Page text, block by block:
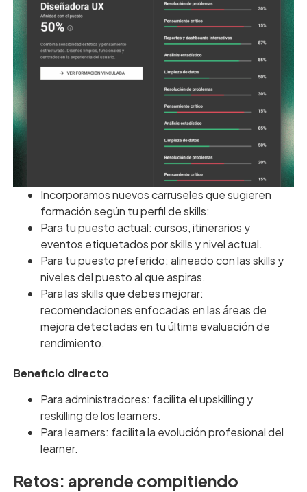
Incorporamos nuevos carruseles que sugieren
formación según tu perfil de skills:
Para tu puesto actual: cursos, itinerarios y
eventos etiquetados por skills y nivel actual.
Para tu puesto preferido: alineado con las skills y
niveles del puesto al que aspiras.
Para las skills que debes mejorar:
recomendaciones enfocadas en las áreas de
mejora detectadas en tu última evaluación de
rendimiento.
Beneficio directo
Para administradores: facilita el upskilling y
reskilling de los learners.
Para learners: facilita la evolución profesional del
learner.
Retos: aprende compitiendo